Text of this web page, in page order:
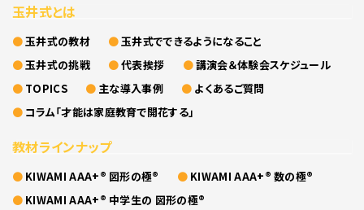
玉井式とは
玉井式の教材
玉井式でできるようになること
玉井式の挑戦
代表挨拶
講演会＆体験会スケジュール
TOPICS
主な導入事例
よくあるご質問
コラム「才能は家庭教育で開花する」
教材ラインナップ
KIWAMI AAA+® 図形の極®
KIWAMI AAA+® 数の極®
KIWAMI AAA+® 中学生の 図形の極®